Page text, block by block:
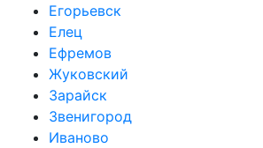
Егорьевск
Елец
Ефремов
Жуковский
Зарайск
Звенигород
Иваново